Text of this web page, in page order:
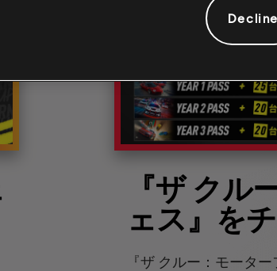
『ザ クル
ェス』を
『ザ クルー：モータ
Decline